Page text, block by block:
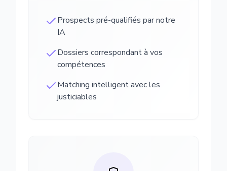
Prospects pré-qualifiés par notre
IA
Dossiers correspondant à vos
compétences
Matching intelligent avec les
justiciables